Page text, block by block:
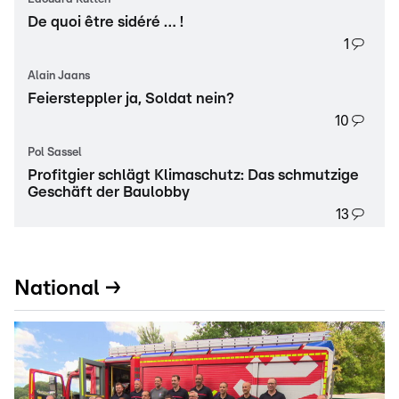
De quoi être sidéré … !
1
Alain Jaans
Feiersteppler ja, Soldat nein?
10
Pol Sassel
Profitgier schlägt Klimaschutz: Das schmutzige
Geschäft der Baulobby
13
National →